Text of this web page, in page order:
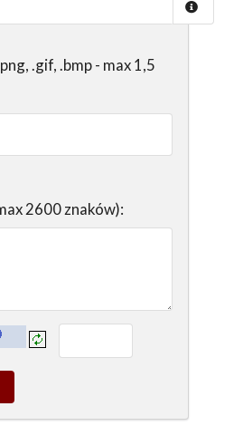
.gif, .bmp - max 1,5
2600 znaków):
tekst z obrazka: